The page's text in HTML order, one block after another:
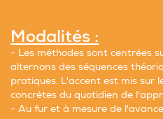
Modalités :
- Les méthodes sont centrées
alternons des séquences
pratiques. L'accent est mis sur
concrètes du quotidien de
- Au fur et à mesure de